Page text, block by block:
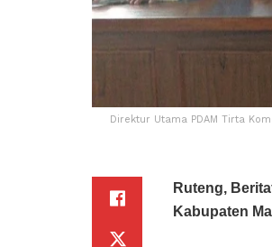
Direktur Utama PDAM Tirta
Ruteng,
Kabupaten